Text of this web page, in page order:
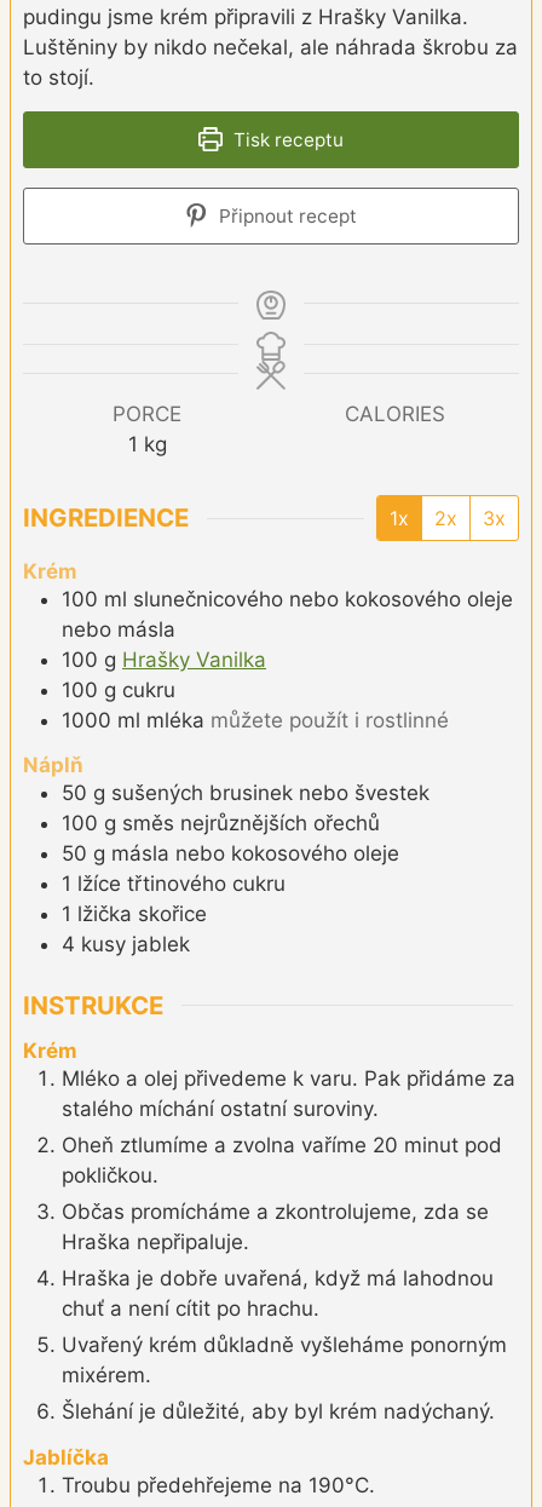
pudingu jsme krém připravili z Hrašky Vanilka.
Luštěniny by nikdo nečekal, ale náhrada škrobu za
to stojí.
Tisk receptu
Připnout recept
PORCE
1 kg
CALORIES
INGREDIENCE 1x 2x 3x
Krém
100 ml slunečnicového nebo kokosového oleje
nebo másla
100 g Hrašky Vanilka
100 g cukru
1000 ml mléka můžete použít i rostlinné
Náplň
50 g sušených brusinek nebo švestek
100 g směs nejrůznějších ořechů
50 g másla nebo kokosového oleje
1 lžíce třtinového cukru
1 lžička skořice
4 kusy jablek
INSTRUKCE
Krém
Mléko a olej přivedeme k varu. Pak přidáme za
stalého míchání ostatní suroviny.
Oheň ztlumíme a zvolna vaříme 20 minut pod
pokličkou.
Občas promícháme a zkontrolujeme, zda se
Hraška nepřipaluje.
Hraška je dobře uvařená, když má lahodnou
chuť a není cítit po hrachu.
Uvařený krém důkladně vyšleháme ponorným
mixérem.
Šlehání je důležité, aby byl krém nadýchaný.
Jablíčka
Troubu předehřejeme na 190°C.